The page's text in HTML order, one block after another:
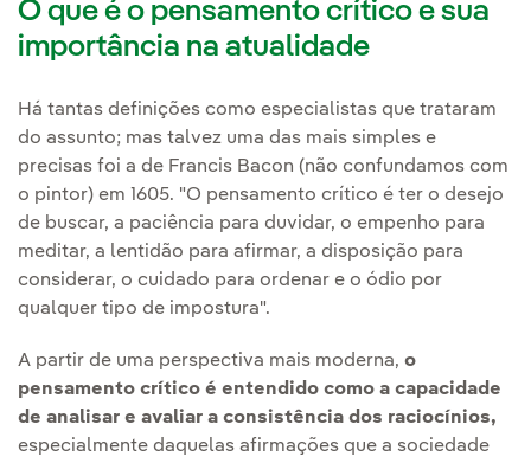
O que é o pensamento crítico e sua
importância na atualidade
Há tantas definições como especialistas que trataram
do assunto; mas talvez uma das mais simples e
precisas foi a de Francis Bacon (não confundamos com
o pintor) em 1605. "O pensamento crítico é ter o desejo
de buscar, a paciência para duvidar, o empenho para
meditar, a lentidão para afirmar, a disposição para
considerar, o cuidado para ordenar e o ódio por
qualquer tipo de impostura".
A partir de uma perspectiva mais moderna, o
pensamento crítico é entendido como a capacidade
de analisar e avaliar a consistência dos raciocínios,
especialmente daquelas afirmações que a sociedade